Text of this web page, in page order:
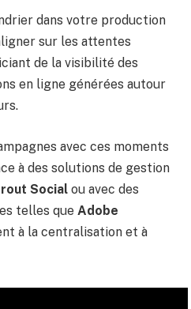
dans votre production
sur les attentes
de la visibilité des
en ligne générées autour
avec ces moments
à des solutions de gestion
Social ou avec des
telles que Adobe
à la centralisation et à